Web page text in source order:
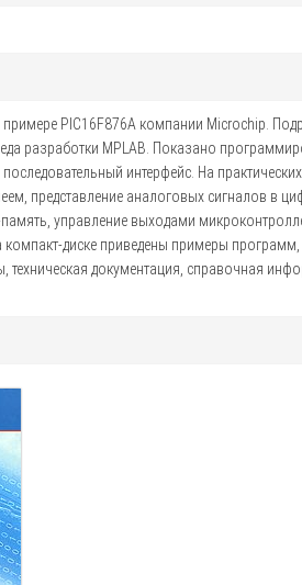
РIС16F876А компании Microchip.
разработки MPLAB. Показано
интерфейс. На практических
представление аналоговых сигналов в
управление выходами
диске приведены примеры программ,
техническая документация, справочная